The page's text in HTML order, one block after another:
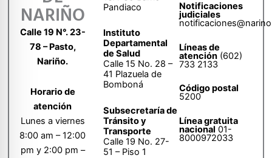
NARIÑO
Calle 19 N°. 23-
78 – Pasto,
Nariño.
Horario de
atención
Lunes a viernes
8:00 am – 12:00
pm y 2:00 pm –
Pandiaco
Instituto
Departamental
de Salud
Calle 15 No. 28 –
41 Plazuela de
Bomboná
Subsecretaría de
Tránsito y
Transporte
Calle 19 No. 27-
51 – Piso 1
Notificaciones
judiciales
Líneas de
atención (602)
733 2133
Código postal
5200
Línea gratuita
nacional 01-
8000972033